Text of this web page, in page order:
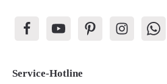
Service-Hotline